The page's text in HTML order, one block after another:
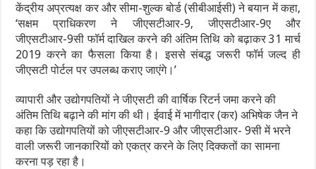
केंद्रीय अप्रत्यक्ष कर और सीमा-शुल्क बोर्ड (सीबीआईसी) ने बयान में कहा,
‘सक्षम प्राधिकरण ने जीएसटीआर-9, जीएसटीआर-9ए और
जीएसटीआर-9सी फॉर्म दाखिल करने की अंतिम तिथि को बढ़ाकर 31 मार्च
2019 करने का फैसला किया है। इससे संबद्ध जरूरी फॉर्म जल्द ही
जीएसटी पोर्टल पर उपलब्ध कराए जाएंगे।’
व्यापारी और उद्योगपतियों ने जीएसटी की वार्षिक रिटर्न जमा करने की
अंतिम तिथि बढ़ाने की मांग की थी। ईवाई में भागीदार (कर) अभिषेक जैन ने
कहा कि उद्योगपतियों को जीएसटीआर-9 और जीएसटीआर- 9सी में भरने
वाली जरूरी जानकारियों को एकत्र करने के लिए दिक्कतों का सामना
करना पड़ रहा है।